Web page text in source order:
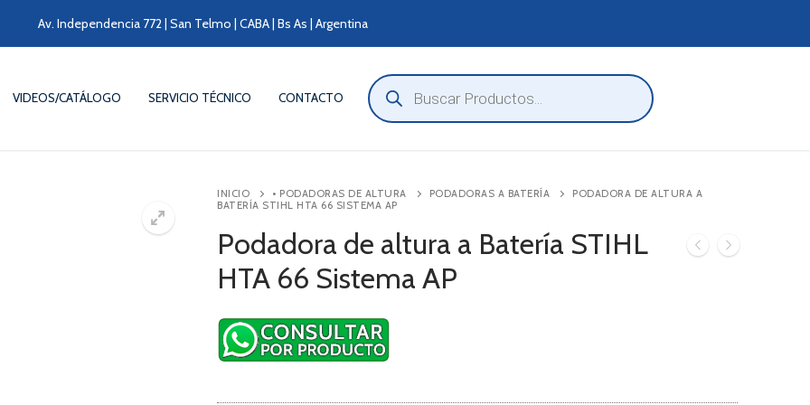
Av. Independencia 772 | San Telmo | CABA | Bs As | Argentina
VIDEOS/CATÁLOGO SERVICIO TÉCNICO CONTACTO
Búsqueda
de
productos
INICIO • PODADORAS DE ALTURA PODADORAS A BATERÍA
PODADORA DE ALTURA A
BATERÍA STIHL HTA 66 SISTEMA AP
Podadora de altura a Batería STIHL
HTA 66 Sistema AP